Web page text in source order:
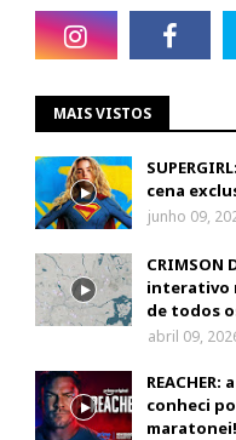
MAIS VISTOS
cena
junho 09,
CRIMSON
interativo
de todos
abril 09,
conheci
maratonei!